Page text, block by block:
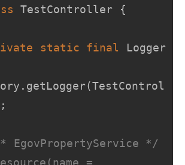
TestController {
static final Logger
EgovPropertyService */
=